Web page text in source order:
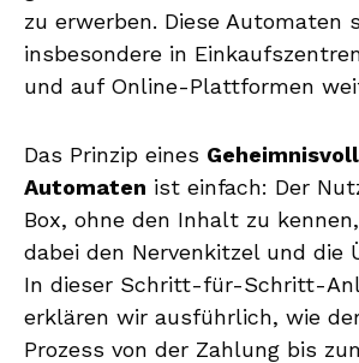
zu erwerben. Diese Automaten
insbesondere in
und auf Online-Plattformen
Das Prinzip eines
Automaten ist einfach: Der
Box, ohne den Inhalt zu
dabei den Nervenkitzel und die
In dieser Schritt-für-Schritt-
erklären wir ausführlich, wie
Prozess von der Zahlung bis